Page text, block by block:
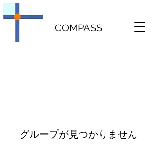
COMPASS
グループが見つかりません